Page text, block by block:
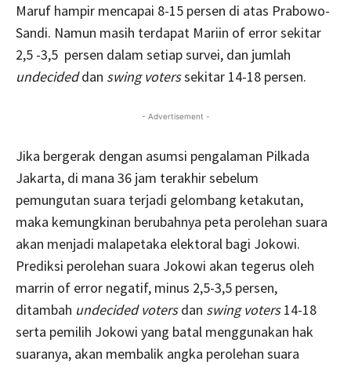
Maruf hampir mencapai 8-15 persen di atas Prabowo-
Sandi. Namun masih terdapat Mariin of error sekitar
2,5 -3,5 persen dalam setiap survei, dan jumlah
undecideddan swing voterssekitar 14-18 persen.
- Advertisement -
Jika bergerak dengan asumsi pengalaman Pilkada
Jakarta, di mana 36 jam terakhir sebelum
pemungutan suara terjadi gelombang ketakutan,
maka kemungkinan berubahnya peta perolehan suara
akan menjadi malapetaka elektoral bagi Jokowi.
Prediksi perolehan suara Jokowi akan tegerus oleh
marrin of error negatif, minus 2,5-3,5 persen,
ditambah undecided votersdan swing voters14-18
serta pemilih Jokowi yang batal menggunakan hak
suaranya, akan membalik angka perolehan suara